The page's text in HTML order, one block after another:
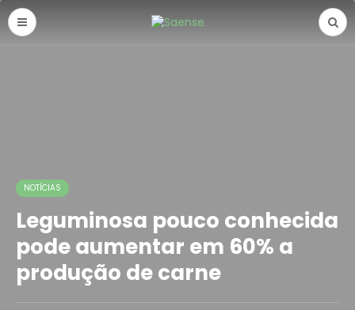
NOTÍCIAS
Leguminosa pouco conhecida
pode aumentar em 60% a
produção de carne